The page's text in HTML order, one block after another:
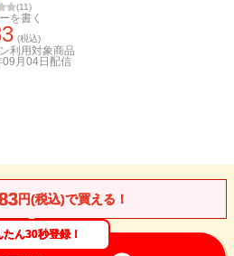
(11)
を書く
(税込)
利用対象商品
月04日 配信
円(税込)で買える！
たん30秒登録！